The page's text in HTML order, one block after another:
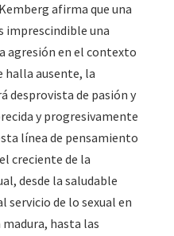
afirma que una
imprescindible una
agresión en el contexto
halla ausente, la
desprovista de pasión y
y progresivamente
línea de pensamiento
creciente de la
desde la saludable
servicio de lo sexual en
hasta las